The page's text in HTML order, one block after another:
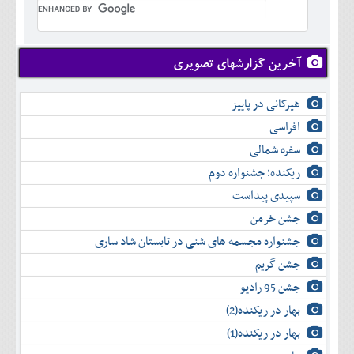
دی
بهمن
اسفند
آبان
آذر
دی
بهمن
اسفند
شهريور
مهر
آبان
آذر
دی
بهمن
اسفند
تير
مرداد
شهريور
مهر
آبان
آذر
دی
بهمن
اسفند
آخرین گزارشهای تصویری
هیرکانی در پاییز
افراسی
سفره شمالی
ریکنده؛ جشنواره دوم
سپیدی پیداست
جشن خرمن
جشنواره مجسمه های شنی در تابستان شاد ساری
جشن گریم
جشن 95 رادیو
بهار در ریکنده(2)
بهار در ریکنده(1)